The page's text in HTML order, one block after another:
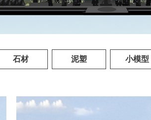
产品展示
石材 泥塑 小模型